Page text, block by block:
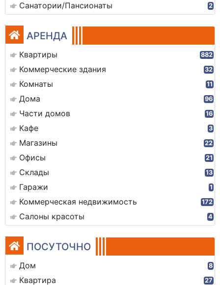
Санатории/Пансионаты 2
АРЕНДА
Квартиры 882
Коммерческие здания 32
Комнаты 11
Дома 96
Части домов 16
Кафе 3
Магазины 22
Офисы 21
Склады 13
Гаражи 1
Коммерческая недвижимость 172
Салоны красоты 4
ПОСУТОЧНО
Дом 8
Квартира 27